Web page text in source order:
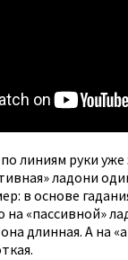
линиям руки
ладони
в основе
«пассивной»
длинная. А на